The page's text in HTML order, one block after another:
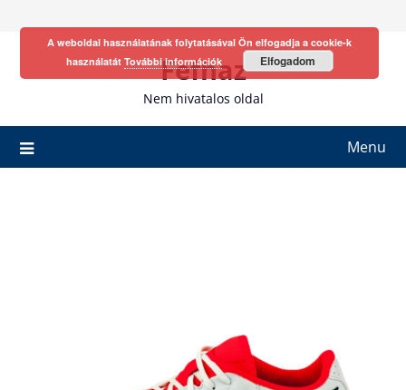
Fefhaz
Nem hivatalos oldal
Menu
A weboldal használatának folytatásával Ön elfogadja a cookie-k
használatát További információk Elfogadom